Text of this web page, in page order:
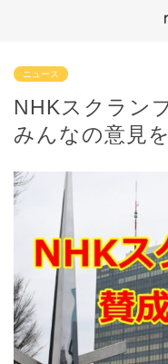
ニュース
NHKスクラン
みんなの意見